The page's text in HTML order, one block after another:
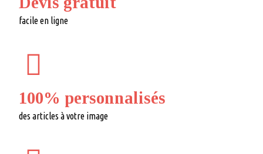
facile en ligne
100% personnalisés
des articles à votre image